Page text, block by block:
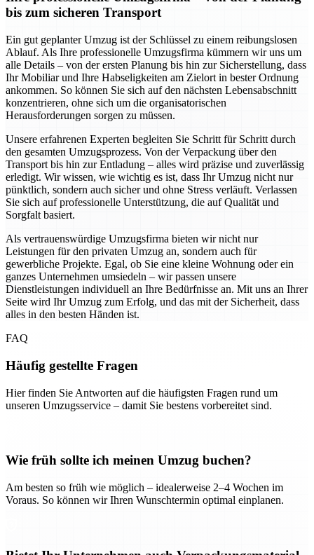
bis zum sicheren Transport
Ein gut geplanter Umzug ist der Schlüssel zu einem reibungslosen
Ablauf. Als Ihre professionelle Umzugsfirma kümmern wir uns um
alle Details – von der ersten Planung bis hin zur Sicherstellung, dass
Ihr Mobiliar und Ihre Habseligkeiten am Zielort in bester Ordnung
ankommen. So können Sie sich auf den nächsten Lebensabschnitt
konzentrieren, ohne sich um die organisatorischen
Herausforderungen sorgen zu müssen.
Unsere erfahrenen Experten begleiten Sie Schritt für Schritt durch
den gesamten Umzugsprozess. Von der Verpackung über den
Transport bis hin zur Entladung – alles wird präzise und zuverlässig
erledigt. Wir wissen, wie wichtig es ist, dass Ihr Umzug nicht nur
pünktlich, sondern auch sicher und ohne Stress verläuft. Verlassen
Sie sich auf professionelle Unterstützung, die auf Qualität und
Sorgfalt basiert.
Als vertrauenswürdige Umzugsfirma bieten wir nicht nur
Leistungen für den privaten Umzug an, sondern auch für
gewerbliche Projekte. Egal, ob Sie eine kleine Wohnung oder ein
ganzes Unternehmen umsiedeln – wir passen unsere
Dienstleistungen individuell an Ihre Bedürfnisse an. Mit uns an Ihrer
Seite wird Ihr Umzug zum Erfolg, und das mit der Sicherheit, dass
alles in den besten Händen ist.
FAQ
Häufig gestellte Fragen
Hier finden Sie Antworten auf die häufigsten Fragen rund um
unseren Umzugsservice – damit Sie bestens vorbereitet sind.
Wie früh sollte ich meinen Umzug buchen?
Am besten so früh wie möglich – idealerweise 2–4 Wochen im
Voraus. So können wir Ihren Wunschtermin optimal einplanen.